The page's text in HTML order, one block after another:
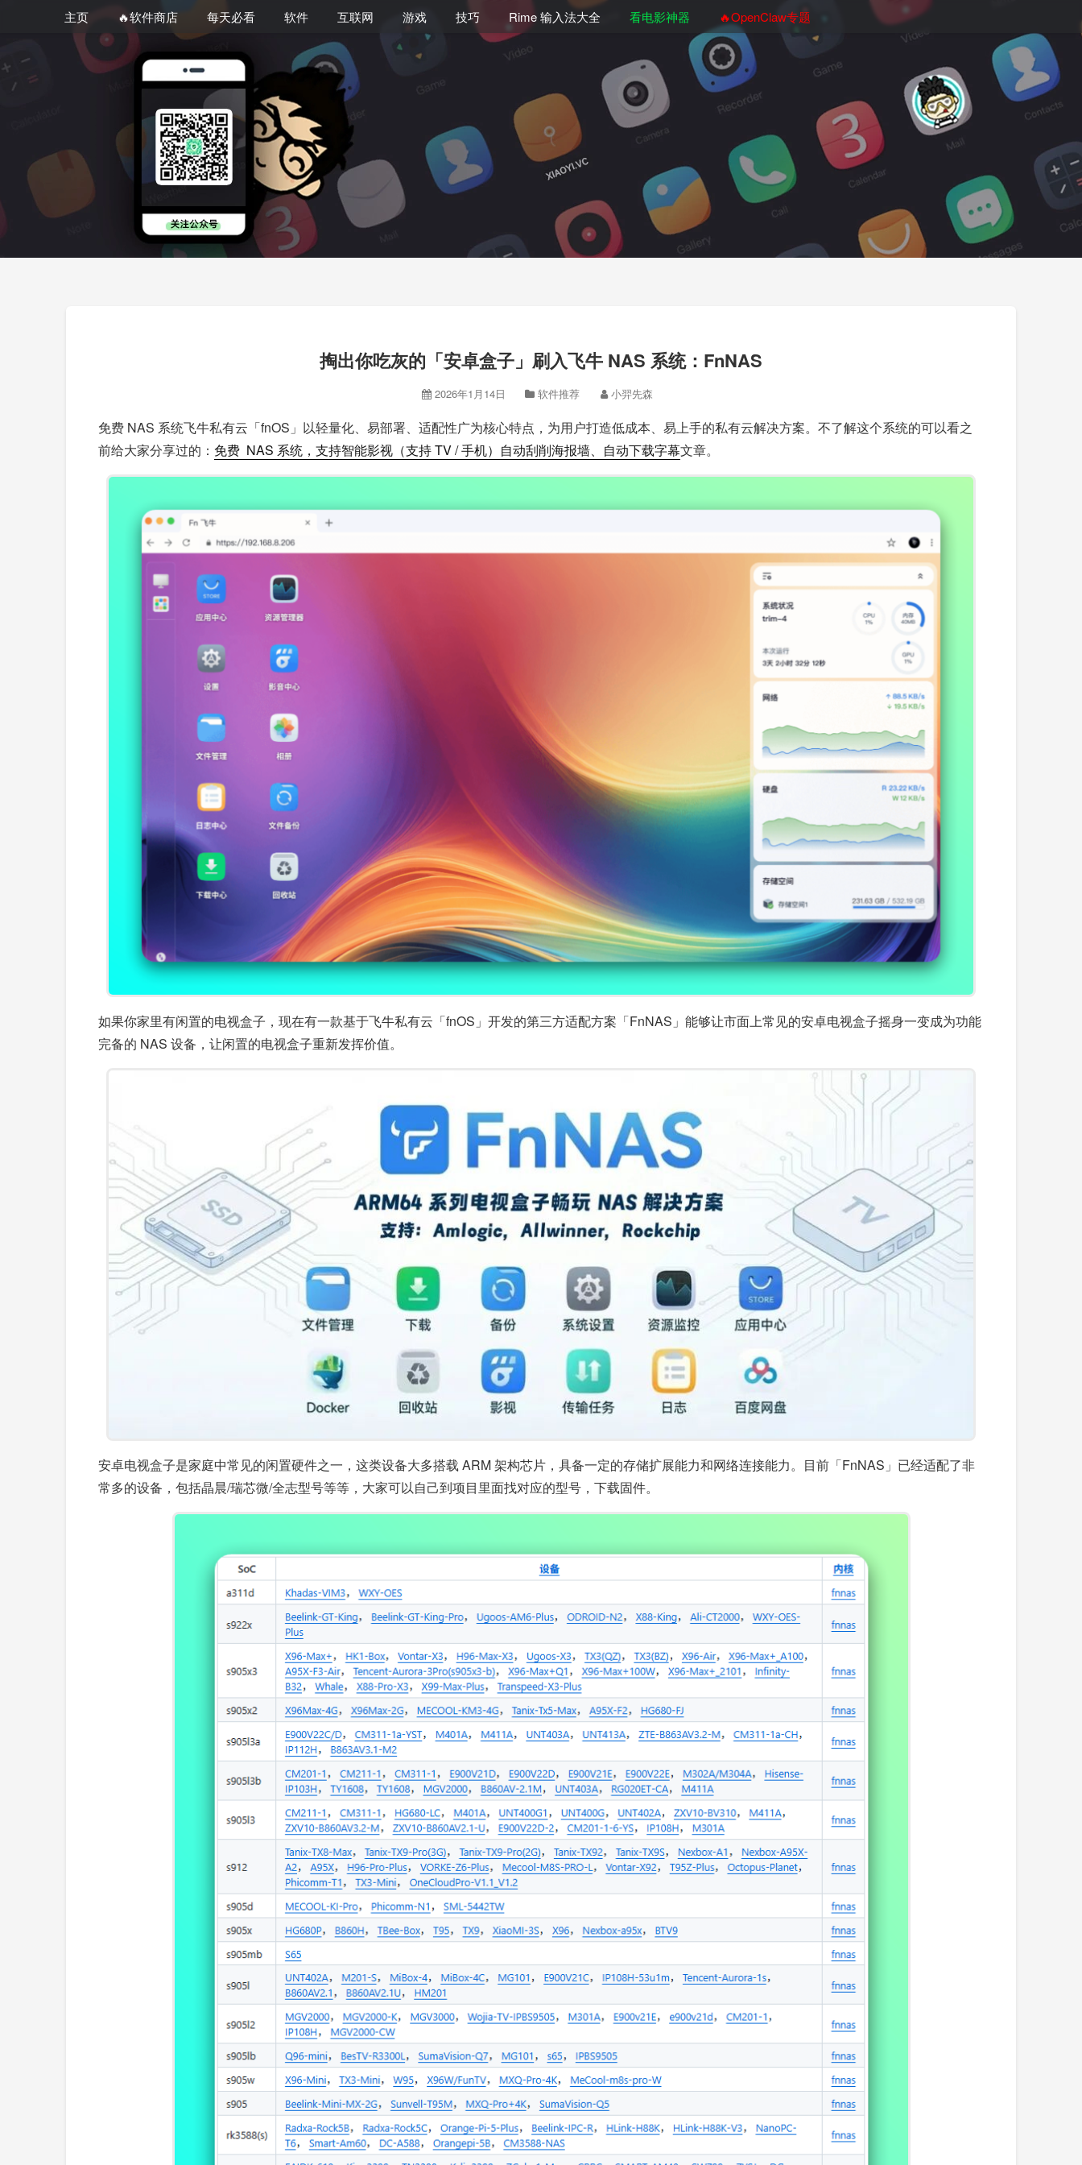
主页 🔥软件商店 每天必看 软件 互联网 游戏 技巧 Rime 输入法大全 看电影神器 🔥OpenClaw专题
掏出你吃灰的「安卓盒子」刷入飞牛 NAS 系统：FnNAS
2026年1月14日 软件推荐 小羿先森
免费 NAS 系统飞牛私有云「fnOS」以轻量化、易部署、适配性广为核心特点，为用户打造低成本、易上手的私有云解决方案。不了解这个系统的可以看之
前给大家分享过的： 免费 NAS 系统，支持智能影视（支持 TV / 手机）自动刮削海报墙、自动下载字幕文章。
如果你家里有闲置的电视盒子，现在有一款基于飞牛私有云「fnOS」开发的第三方适配方案「FnNAS」能够让市面上常见的安卓电视盒子摇身一变成为功能
完备的 NAS 设备，让闲置的电视盒子重新发挥价值。
安卓电视盒子是家庭中常见的闲置硬件之一，这类设备大多搭载 ARM 架构芯片，具备一定的存储扩展能力和网络连接能力。目前「FnNAS」已经适配了非
常多的设备，包括晶晨/瑞芯微/全志型号等等，大家可以自己到项目里面找对应的型号，下载固件。